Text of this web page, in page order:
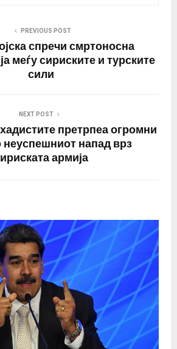
PREVIOUS POST
спречи смртоносна
меѓу сириските и турските
сили
NEXT POST
претрпеа огромни
неуспешниот напад врз
армија